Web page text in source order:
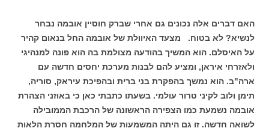
האם דברים אלה נכונים גם אחרי שברק חוסיין אובמה נבחר
לנשיא? לא בטוח.
מצעד האיוולת של אובמה החל בנאום קהיר
על האיסלם. הוא המשיך בהודעה מצולמת בה הוא פונה למנהיגי
ולאזרחי איראן, ומציע להם לבנות מערכת יחסים חדשה עם
ארה"ב. הוא נמשך בהפקרת בני ברית ובהפיכת עיראק, סוריה,
תימן ולוב לקיני טרור עולמי. בשעתו כתבתי כאן כי באוזני הצהרת
אובמה נשמעת כמו הצפירה הראשונה של הרכבת הממובילה
לשואה חדשה. זו גם היתה המשמעות של המלחמה חסרת הלאות